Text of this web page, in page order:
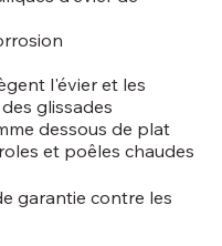
l'évier et les
glissades
dessous de plat
et poêles chaudes
garantie contre les